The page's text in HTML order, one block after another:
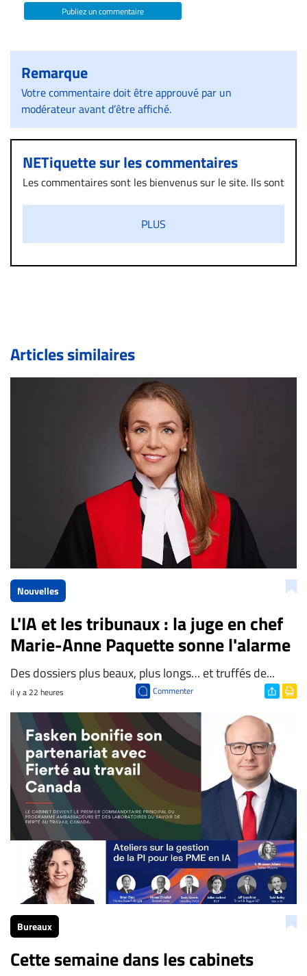
Publiez un commentaire
Remarque
Votre commentaire doit être approuvé par un
modérateur avant d’être affiché.
NETiquette sur les commentaires
Les commentaires sont les bienvenus sur le site. Ils sont
diffamatoire. Si malgré cette politique de modération,
un commentaire publié sur le site vous dérange, prenez
immédiatement contact par courriel (info@droit-
de validation, un droit de réponse.
Bien à vous,
La Rédaction de Droit-inc.com
PLUS
Articles similaires
Nouvelles
L'IA et les tribunaux : la juge en chef
Marie-Anne Paquette sonne l'alarme
Des dossiers plus beaux, plus longs… et truffés de...
il y a 22 heures Commenter
Bureaux
Cette semaine dans les cabinets